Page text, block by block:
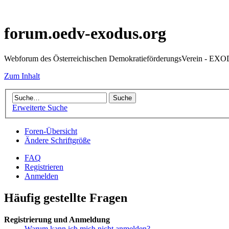
forum.oedv-exodus.org
Webforum des Österreichischen DemokratieförderungsVerein -
Zum Inhalt
Erweiterte Suche
Foren-Übersicht
Ändere Schriftgröße
FAQ
Registrieren
Anmelden
Häufig gestellte Fragen
Registrierung und Anmeldung